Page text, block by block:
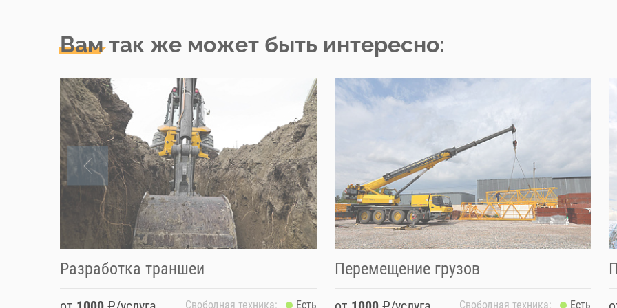
Вам так же может быть интересно:
Разработка траншеи
Свободная техника: Есть
Перемещение грузов
Свободная техника: Есть